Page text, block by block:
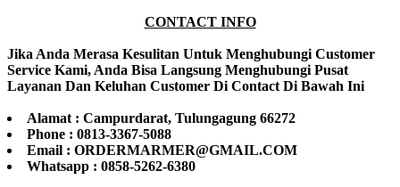
CONTACT INFO
Jika Anda Merasa Kesulitan Untuk Menghubungi Customer
Service Kami, Anda Bisa Langsung Menghubungi Pusat
Layanan Dan Keluhan Customer Di Contact Di Bawah Ini
Alamat : Campurdarat, Tulungagung 66272
Phone : 0813-3367-5088
Email : ORDERMARMER@GMAIL.COM
Whatsapp : 0858-5262-6380